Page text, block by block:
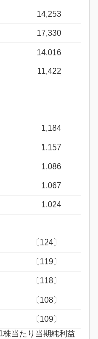
14,253
17,330
14,016
11,422
1,184
1,157
1,086
1,067
1,024
〔124〕
〔119〕
〔118〕
〔108〕
〔109〕
株当たり当期純利益